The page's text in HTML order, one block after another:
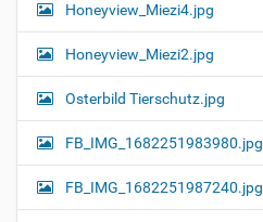
Honeyview_Miezi4.jpg
Honeyview_Miezi2.jpg
Osterbild Tierschutz.jpg
FB_IMG_1682251983980.jpg
FB_IMG_1682251987240.jpg